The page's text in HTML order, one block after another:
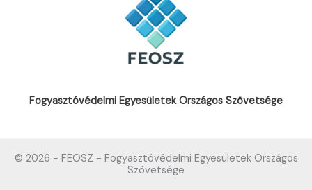
Fogyasztóvédelmi Egyesületek Országos Szövetsége
© 2026 - FEOSZ - Fogyasztóvédelmi Egyesületek Országos
Szövetsége